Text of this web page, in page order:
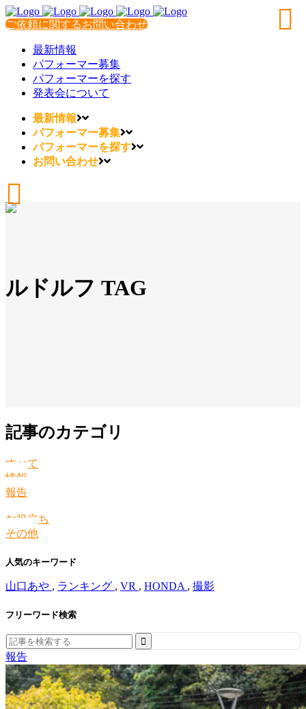
ご依頼に関するお問い合わせ
最新情報
パフォーマー募集
パフォーマーを探す
発表会について
最新情報
パフォーマー募集
パフォーマーを探す
お問い合わせ
ルドルフ TAG
記事のカテゴリ
すべて
情報
報告
お役立ち
その他
人気のキーワード
山口あや , ランキング , VR , HONDA , 撮影
フリーワード検索
Search
for:
報告